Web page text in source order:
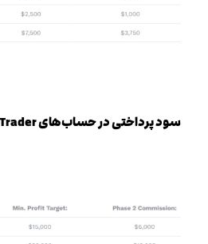
سود پرداختی در حساب‌های ProTrader فیدل کرست